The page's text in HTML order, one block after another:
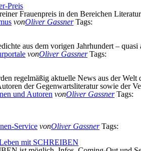
Preis
Frauenpreis in den Bereichen
vonOliver Gassner Tags:
aus dem vorigen Jahrhundert – quasi
vonOliver Gassner Tags:
regelmäßig aktuelle News aus der
der Gegenwartsliteratur sowie der
und Autoren vonOliver Gassner Tags:
Service vonOliver Gassner Tags:
mit SCHREIBEN